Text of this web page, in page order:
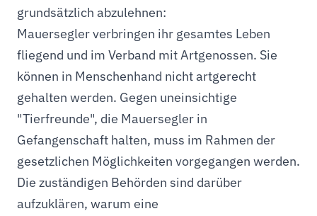
grundsätzlich abzulehnen:
Mauersegler verbringen ihr gesamtes Leben
fliegend und im Verband mit Artgenossen. Sie
können in Menschenhand nicht artgerecht
gehalten werden. Gegen uneinsichtige
"Tierfreunde", die Mauersegler in
Gefangenschaft halten, muss im Rahmen der
gesetzlichen Möglichkeiten vorgegangen werden.
Die zuständigen Behörden sind darüber
aufzuklären, warum eine